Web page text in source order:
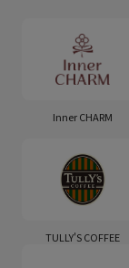
Inner CHARM
TULLY'S COFFEE